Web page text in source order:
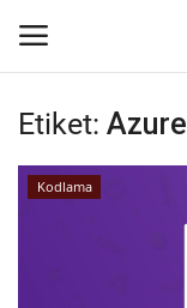
Oturum aç
Etiket: Azure
Kodlama